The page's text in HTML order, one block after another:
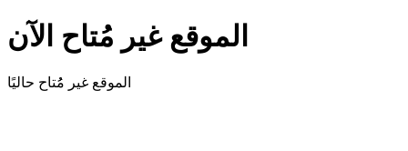
الموقع غير مُتاح الآن
الموقع غير مُُتاح حاليًا